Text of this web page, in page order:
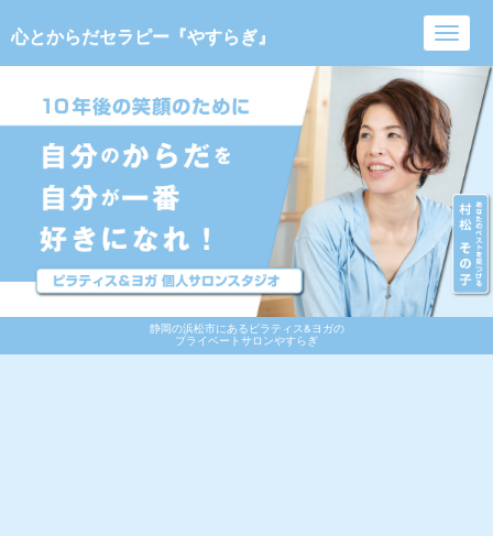
静岡の浜松市にあるピラティス&ヨガの
プライベートサロンやすらぎ
心とからだセラピー『やすらぎ』